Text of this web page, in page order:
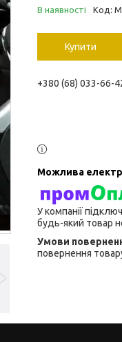
В наявності Код:
Купити
+380 (68) 033-66-
У компанії
будь-який товар
повернення